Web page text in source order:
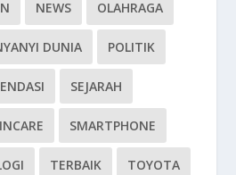
NEWS OLAHRAGA
DUNIA POLITIK
SEJARAH
SMARTPHONE
TERBAIK TOYOTA